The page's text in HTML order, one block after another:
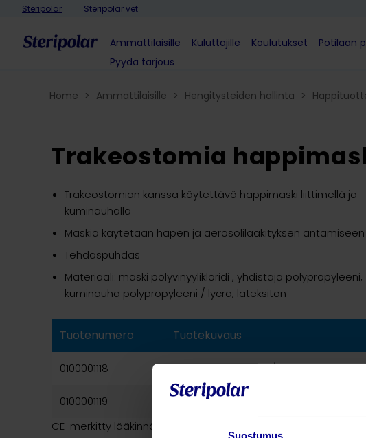
Suostumus
Skip to content
Steripolar Steripolar vet
Ammattilaisille Kuluttajille Koulutukset Potilaan
Pyydä tarjous
Home > Ammattilaisille > Hengitysteiden hallinta​ >
Trakeostomia
Trakeostomian kanssa käytettävä happimaski liittimellä ja
kuminauhalla
Maskia käytetään hapen ja aerosolilääkityksen antamiseen
Tehdaspuhdas
Materiaali: maski polyvinyylikloridi , yhdistäjä polypropyleeni,
kuminauha polypropyleeni / lycra, lateksiton
Tuotenumero Tuotekuvaus
0100001118 Happimaski, lasten / aikuisten, 6 mm
0100001119 Happimaski, lasten / aikuisten, 22 mm
CE-merkitty lääkinnällinen laite, CE0123. Valmistaja: P. J.